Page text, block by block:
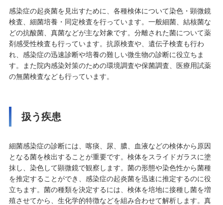
感染症の起炎菌を見出すために、各種検体について染色・顕微鏡
検査、細菌培養・同定検査を行っています。一般細菌、結核菌な
どの抗酸菌、真菌などが主な対象です。分離された菌について薬
剤感受性検査も行っています。抗原検査や、遺伝子検査も行わ
れ、感染症の迅速診断や培養の難しい微生物の診断に役立ちま
す。また院内感染対策のための環境調査や保菌調査、医療用試薬
の無菌検査なども行っています。
扱う疾患
細菌感染症の診断には、喀痰、尿、膿、血液などの検体から原因
となる菌を検出することが重要です。検体をスライドガラスに塗
抹し、染色して顕微鏡で観察します。菌の形態や染色性から菌種
を推定することができ、感染症の起炎菌を迅速に推定するのに役
立ちます。菌の種類を決定するには、検体を培地に接種し菌を増
殖させてから、生化学的特徴などを組み合わせて解析します。真